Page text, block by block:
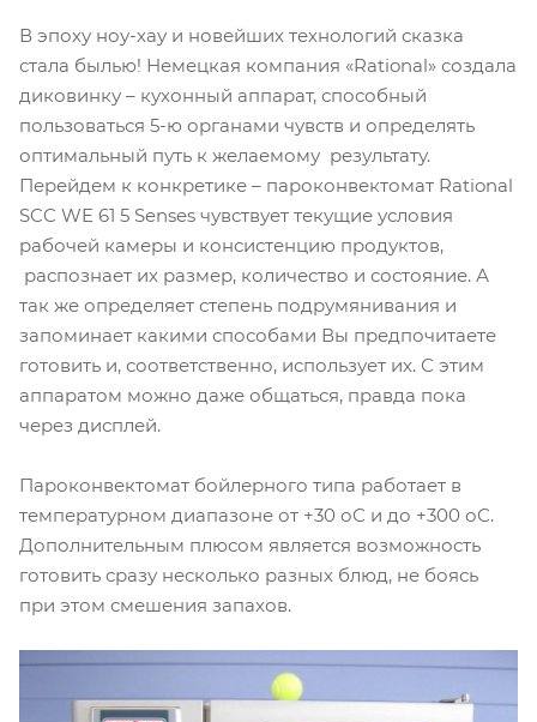
В эпоху ноу-хау и новейших технологий сказка
стала былью! Немецкая компания «Rational» создала
диковинку – кухонный аппарат, способный
пользоваться 5-ю органами чувств и определять
оптимальный путь к желаемому результату.
Перейдем к конкретике – пароконвектомат Rational
SCC WE 61 5 Senses чувствует текущие условия
рабочей камеры и консистенцию продуктов,
распознает их размер, количество и состояние. А
так же определяет степень подрумянивания и
запоминает какими способами Вы предпочитаете
готовить и, соответственно, использует их. С этим
аппаратом можно даже общаться, правда пока
через дисплей.
Пароконвектомат бойлерного типа работает в
температурном диапазоне от +30 оС и до +300 оС.
Дополнительным плюсом является возможность
готовить сразу несколько разных блюд, не боясь
при этом смешения запахов.